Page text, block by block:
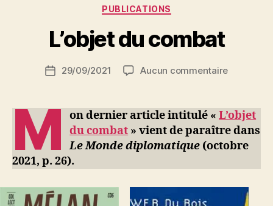
Catégories
PUBLICATIONS
L’objet du combat
P
a
S
N
ji
b
Date29/09/2021 Aucun commentairesur
combat
M on dernier article intitulé «L’objet
du combat » vient de paraître dans
Le Monde diplomatique (octobre
2021, p. 26).